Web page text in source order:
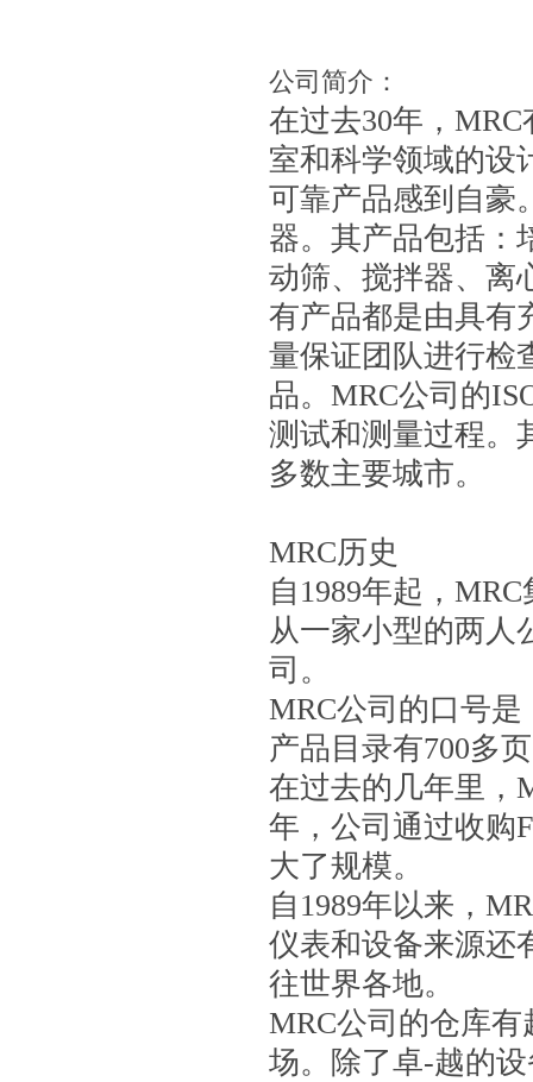
公司简介：
在过去30年 ， MRC
室和科学领域的设
可靠产品感到自豪
器。 其产品包括：
动筛、搅拌器、离
有产品都是由具有
量保证团队进行检
品。 MRC公司 的
测试和测量过程。
多数主要城市。
MRC历史
自1989年起，
从一家小型的两人
司。
MRC公司 的口号是
产品目录有700多
在过去的几年里，
年，公司通过收购
大了规模。
自1989年以来，
仪表和设备来源还
往世界各地。
MRC公司 的仓库有
场。除了卓-越的